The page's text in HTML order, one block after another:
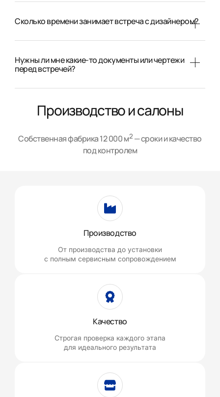
Сколько времени занимает встреча с дизайнером?
Нужны ли мне какие-то документы или чертежи
перед встречей?
Производство и салоны
Собственная фабрика 12 000 м2 — сроки и качество
под контролем
Производство
От производства до установки
с полным сервисным сопровождением
Качество
Строгая проверка каждого этапа
для идеального результата